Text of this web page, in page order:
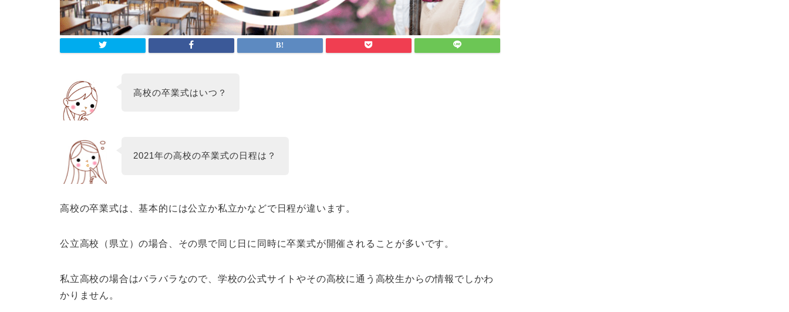
高校の卒業式はいつ？
2021年の高校の卒業式の日程は？
高校の卒業式は、基本的には公立か私立かなどで日程が違います。
公立高校（県立）の場合、その県で同じ日に同時に卒業式が開催されることが多いです。
私立高校の場合はバラバラなので、学校の公式サイトやその高校に通う高校生からの情報でしかわ
かりません。